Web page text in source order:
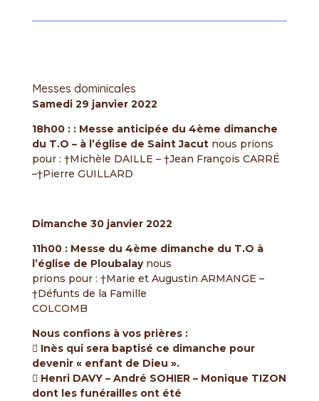
Messes dominicales
Samedi 29 janvier 2022
18h00 : : Messe anticipée du 4ème dimanche
du T.O – à l’église de Saint Jacut nous prions
pour : †Michèle DAILLE – †Jean François CARRÉ
–†Pierre GUILLARD
Dimanche 30 janvier 2022
11h00 : Messe du 4ème dimanche du T.O à
l’église de Ploubalay nous
prions pour : †Marie et Augustin ARMANGE –
†Défunts de la Famille
COLCOMB
Nous confions à vos prières :
 Inès qui sera baptisé ce dimanche pour
devenir « enfant de Dieu ».
 Henri DAVY – André SOHIER – Monique TIZON
dont les funérailles ont été